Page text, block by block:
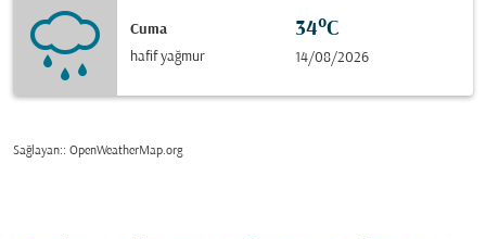
Cuma
hafif yağmur
34°C
14/08/2026
Sağlayan:: OpenWeatherMap.org